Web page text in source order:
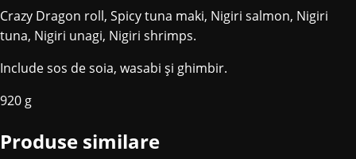
Crazy Dragon roll, Spicy tuna maki, Nigiri salmon, Nigiri
tuna, Nigiri unagi, Nigiri shrimps.
Include sos de soia, wasabi și ghimbir.
920 g
Produse similare